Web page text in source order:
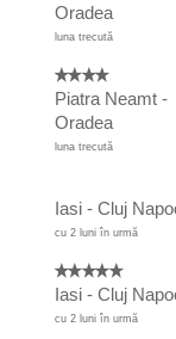
Oradea
luna trecută
Piatra Neamt -
Oradea
luna trecută
Iasi - Cluj
cu 2 luni în urmă
Iasi - Cluj
cu 2 luni în urmă